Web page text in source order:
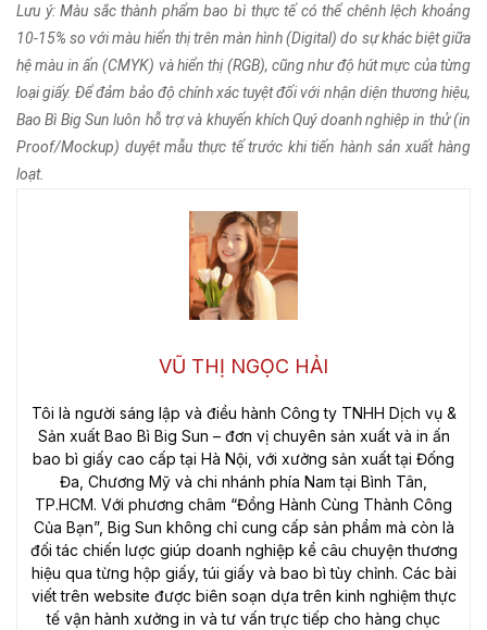
Lưu ý: Màu sắc thành phẩm bao bì thực tế có thể chênh lệch khoảng
10-15% so với màu hiển thị trên màn hình (Digital) do sự khác biệt giữa
hệ màu in ấn (CMYK) và hiển thị (RGB), cũng như độ hút mực của từng
loại giấy. Để đảm bảo độ chính xác tuyệt đối với nhận diện thương hiệu,
Bao Bì Big Sun luôn hỗ trợ và khuyến khích Quý doanh nghiệp in thử (in
Proof/Mockup) duyệt mẫu thực tế trước khi tiến hành sản xuất hàng
loạt.
VŨ THỊ NGỌC HẢI
Tôi là người sáng lập và điều hành Công ty TNHH Dịch vụ &
Sản xuất Bao Bì Big Sun – đơn vị chuyên sản xuất và in ấn
bao bì giấy cao cấp tại Hà Nội, với xưởng sản xuất tại Đống
Đa, Chương Mỹ và chi nhánh phía Nam tại Bình Tân,
TP.HCM. Với phương châm “Đồng Hành Cùng Thành Công
Của Bạn”, Big Sun không chỉ cung cấp sản phẩm mà còn là
đối tác chiến lược giúp doanh nghiệp kể câu chuyện thương
hiệu qua từng hộp giấy, túi giấy và bao bì tùy chỉnh. Các bài
viết trên website được biên soạn dựa trên kinh nghiệm thực
tế vận hành xưởng in và tư vấn trực tiếp cho hàng chục